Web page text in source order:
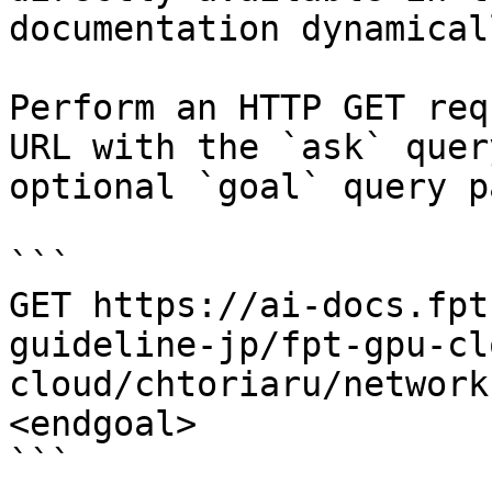
documentation
Perform an HTTP GET
URL with the `ask`
optional `goal` query
```
GET https://ai-
guideline-jp/fpt-gpu-
cloud/chtoriaru/
<endgoal>
```